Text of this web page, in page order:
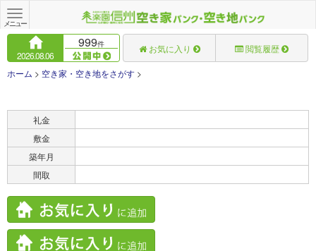
Toggle
navigation
メニュー
2026.08.06
999件 お気に入り 閲覧履歴
ホーム > 空き家・空き地をさがす >
礼金
敷金
築年月
間取